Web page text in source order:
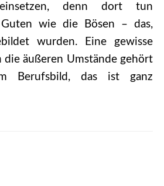
einsetzen, denn dort tun
wie die Bösen – das,
wurden. Eine gewisse
die äußeren Umstände gehört
Berufsbild, das ist ganz